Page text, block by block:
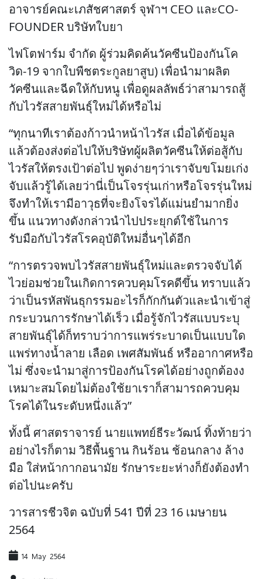
อาจารย์คณะเภสัชศาสตร์ จุฬาฯ CEO และCO-
FOUNDER บริษัทใบยา
ไฟโตฟาร์ม จำกัด ผู้ร่วมคิดค้นวัคซีนป้องกันโค
วิด-19 จากใบพืชตระกูลยาสูบ) เพื่อนำมาผลิต
วัคซีนและฉีดให้กับหนู เพื่อดูผลลัพธ์ว่าสามารถสู้
กับไวรัสสายพันธุ์ใหม่ได้หรือไม่
“ทุกนาทีเราต้องก้าวนำหน้าไวรัส เมื่อได้ข้อมูล
แล้วต้องส่งต่อไปให้บริษัทผู้ผลิตวัคซีนให้ต่อสู้กับ
ไวรัสให้ตรงเป้าต่อไป พูดง่ายๆว่าเราจับขโมยเก่ง
จับแล้วรู้ได้เลยว่านี่เป็นโจรรุ่นเก่าหรือโจรรุ่นใหม่
จึงทำให้เรามีอาวุธที่จะยิงโจรได้แม่นยำมากยิ่ง
ขึ้น แนวทางดังกล่าวนำไปประยุกต์ใช้ในการ
รับมือกับไวรัสโรคอุบัติใหม่อื่นๆได้อีก
“การตรวจพบไวรัสสายพันธุ์ใหม่และตรวจจับได้
ไวย่อมช่วยในเกิดการควบคุมโรคดีขึ้น ทราบแล้ว
ว่าเป็นรหัสพันธุกรรมอะไรก็กักกันตัวและนำเข้าสู่
กระบวนการรักษาได้เร็ว เมื่อรู้จักไวรัสแบบระบุ
สายพันธุ์ได้ก็ทราบว่าการแพร่ระบาดเป็นแบบใด
แพร่ทางน้ำลาย เลือด เพศสัมพันธ์ หรืออากาศหรือ
ไม่ ซึ่งจะนำมาสู่การป้องกันโรคได้อย่างถูกต้องง
เหมาะสมโดยไม่ต้องใช้ยาเราก็สามารถควบคุม
โรคได้ในระดับหนึ่งแล้ว”
ทั้งนี้ ศาสตราจารย์ นายแพทย์ธีระวัฒน์ ทิ้งท้ายว่า
อย่างไรก็ตาม วิธีพื้นฐาน กินร้อน ช้อนกลาง ล้าง
มือ ใส่หน้ากากอนามัย รักษาระยะห่างก็ยังต้องทำ
ต่อไปนะครับ
วารสารชีวจิต ฉบับที่ 541 ปีที่ 23 16 เมษายน
2564
14 May 2564